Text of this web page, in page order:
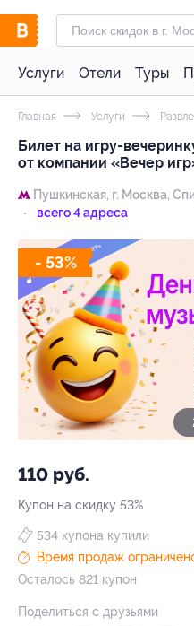
Услуги Отели Туры
Главная Услуги
Билет на игру-
от компании «Вечер
Пушкинская, г. Москва,
всего 4 адреса
- 53%
110 руб.
Купон на скидку 53%
534 купона купили
Время продаж
Осталось 821 купон
Поделиться с друзьями